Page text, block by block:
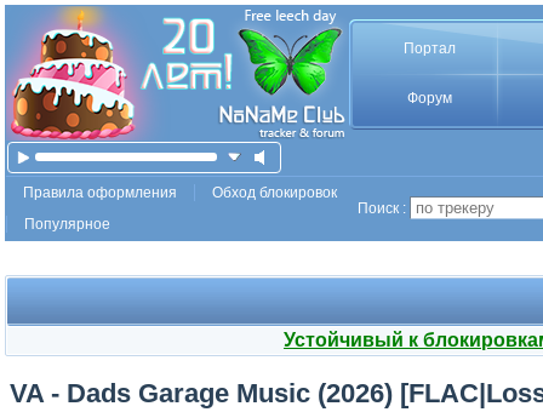
Портал
Форум
Правила оформления
Обход блокировок
Популярное
Поиск :
Устойчивый к
VA - Dads Garage Music (2026)